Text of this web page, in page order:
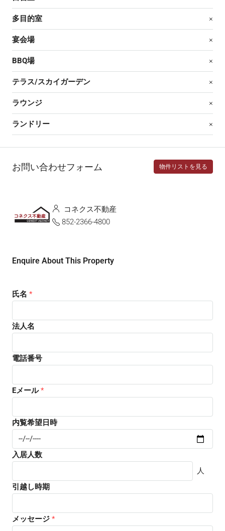
多目的室 ×
宴会場 ×
BBQ場 ×
テラス/スカイガーデン ×
ラウンジ ×
ランドリー ×
お問い合わせフォーム 物件リストを見る
コネクス不動産
852-2366-4800
Enquire About This Property
氏名 *
法人名
電話番号
Eメール*
内覧希望日時
入居人数
人
引越し時期
メッセージ *